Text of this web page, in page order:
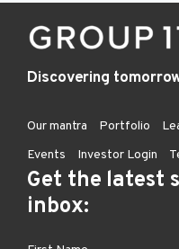
Discovering
Our mantra Portfolio
Events
Investor Login
Get the latest
inbox: